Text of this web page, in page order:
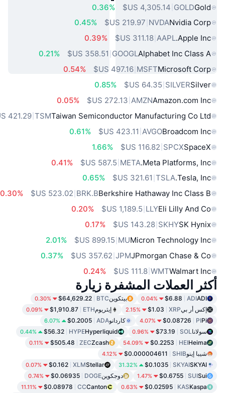
Gold
GOLD
0.36%
Nvidia Corp
NVDA
0.45%
Apple Inc.
AAPL
‏311.18 US$
0.39%
Alphabet Inc Class A
GOOGL
0.21%
Microsoft Corp
MSFT
‏497.16 US$
0.54%
Silver
SILVER
0.85%
Amazon.com Inc
AMZN
0.05%
Taiwan Semiconductor Manufacturing Co Ltd
TSM
‏421.29 US$
Broadcom Inc
AVGO
0.61%
SpaceX
SPCX
1.66%
Meta Platforms, Inc.
META
0.41%
Tesla, Inc.
TSLA
0.65%
Berkshire Hathaway Inc Class B
BRK.B
0.30%
Eli Lilly And Co
LLY
0.20%
SK Hynix
SKHY
‏143.28 US$
0.17%
Micron Technology Inc
MU
2.01%
JPmorgan Chase & Co
JPM
0.37%
Walmart Inc
WMT
‏111.8 US$
0.24%
أكثر العملات المشفرة زيارة
ADI
ADI
$6.88
0.04% بيتكوينBTC
$64,629.22
0.30%
إكس أر بيXRP
$1.03
2.15% إيثريومETH
$1,910.87
0.09%
Pi
PI
$0.08726
4.07% كاردانوADA
$0.2005
6.07%
سولانا SOL
$73.19
0.96%
Hyperliquid
HYPE
$56.32
0.44%
Heima
HEI
$0.2253
54.09%
Zcash
ZEC
$505.48
0.11%
شيبا إينوSHIB
$0.000004611
4.12%
SKYAI
SKYAI
$0.1035
31.32%
Stellar
XLM
$0.162
0.07%
Sui
SUI
$0.6755
1.47% دوجكوينDOGE
$0.06935
0.74%
Kaspa
KAS
$0.02595
0.63%
Canton
CC
$0.08978
11.11%